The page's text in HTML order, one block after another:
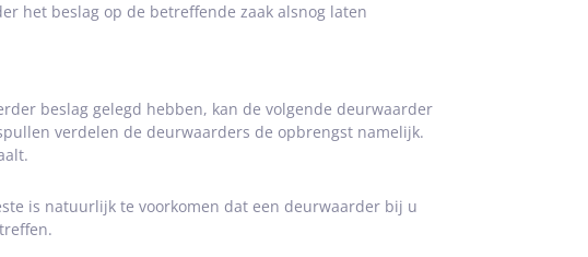
het beslag op de betreffende zaak alsnog laten
beslag gelegd hebben, kan de volgende deurwaarder
verdelen de deurwaarders de opbrengst namelijk.
is natuurlijk te voorkomen dat een deurwaarder bij u